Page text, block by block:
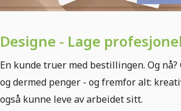
Designe - Lage
En kunde truer med bestillingen. Og
og dermed penger - og fremfor alt:
også kunne leve av arbeidet sitt.